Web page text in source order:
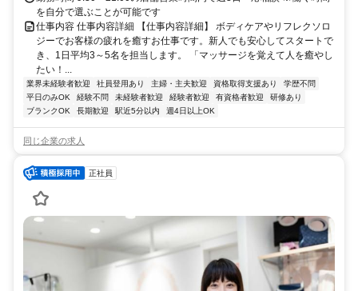
を自分で選ぶことが可能です
仕事内容 仕事内容詳細 【仕事内容詳細】 ボディケアやリフレクソロ
ジーでお客様の疲れを癒すお仕事です。新人でも安心してスタートで
き、1日平均3～5名を担当します。 「マッサージを覚えて人を癒やし
たい！...
業界未経験者歓迎 社員登用あり 主婦・主夫歓迎 資格取得支援あり
学歴不問
平日のみOK
経験不問 未経験者歓迎 経験者歓迎 有資格者歓迎
研修あり
ブランクOK
長期歓迎 駅近5分以内 週4日以上OK
同じ企業の求人
正社員